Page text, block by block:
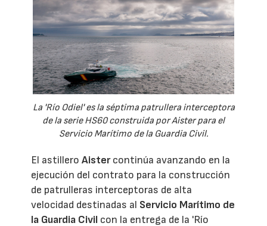
La 'Río Odiel' es la séptima patrullera interceptora
de la serie HS60 construida por Aister para el
Servicio Marítimo de la Guardia Civil.
El astilleroAistercontinúa avanzando en la
ejecución del contrato para la construcción
de patrulleras interceptoras de alta
velocidad destinadas al Servicio Marítimo de
la Guardia Civil con la entrega de la 'Río